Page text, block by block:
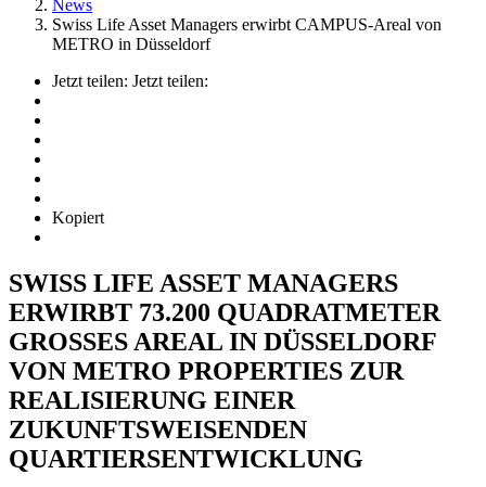
News
Swiss Life Asset Managers erwirbt CAMPUS-Areal von
METRO in Düsseldorf
Jetzt teilen: Jetzt teilen:
Kopiert
SWISS LIFE ASSET MANAGERS
ERWIRBT 73.200 QUADRATMETER
GROSSES AREAL IN DÜSSELDORF
VON METRO PROPERTIES ZUR
REALISIERUNG EINER
ZUKUNFTSWEISENDEN
QUARTIERSENTWICKLUNG